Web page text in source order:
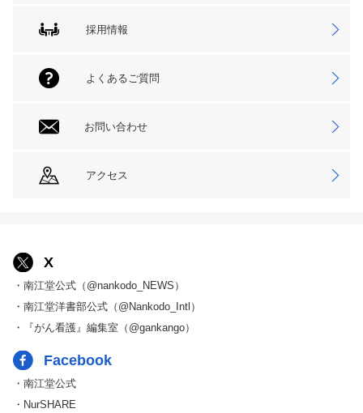
採用情報
よくあるご質問
お問い合わせ
アクセス
X
・南江堂公式（@nankodo_NEWS）
・南江堂洋書部公式（@Nankodo_Intl）
・『がん看護』編集室（@gankango）
Facebook
・南江堂公式
・NurSHARE